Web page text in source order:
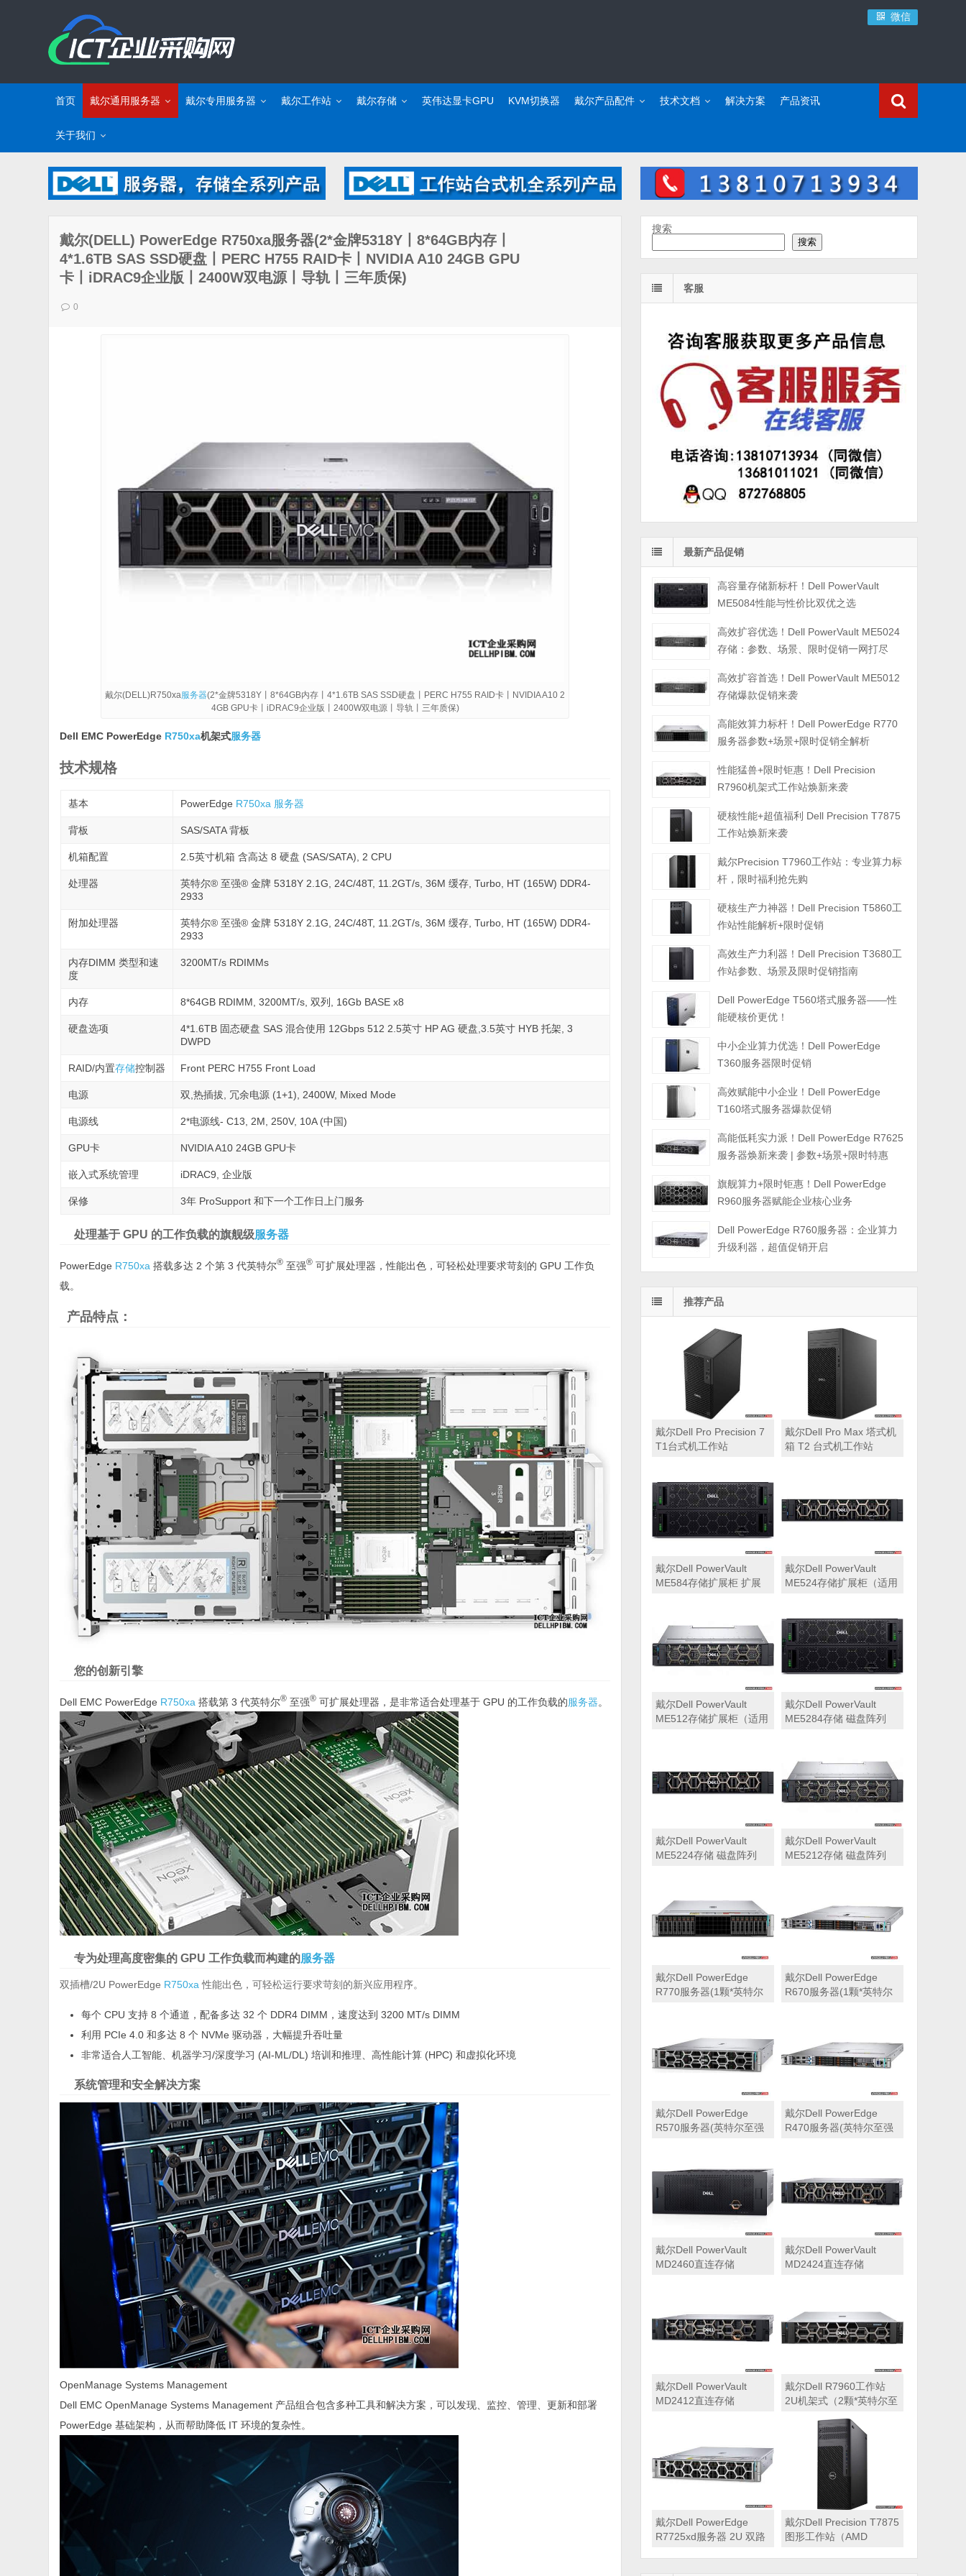
微信
首页 戴尔通用服务器 戴尔专用服务器 戴尔工作站 戴尔存储 英伟达显卡GPU KVM切换器 戴尔产品配件 技术文档 解决方案 产品资讯
关于我们
戴尔(DELL) PowerEdge R750xa服务器(2*金牌5318Y丨8*64GB内存丨
4*1.6TB SAS SSD硬盘丨PERC H755 RAID卡丨NVIDIA A10 24GB GPU
卡丨iDRAC9企业版丨2400W双电源丨导轨丨三年质保)
0
戴尔(DELL)R750xa服务器(2*金牌5318Y丨8*64GB内存丨4*1.6TB SAS SSD硬盘丨PERC H755 RAID卡丨NVIDIA A10 2
4GB GPU卡丨iDRAC9企业版丨2400W双电源丨导轨丨三年质保)
Dell EMC PowerEdge R750xa机架式服务器
技术规格
基本 PowerEdge R750xa 服务器
背板 SAS/SATA 背板
机箱配置 2.5英寸机箱 含高达 8 硬盘 (SAS/SATA), 2 CPU
处理器
英特尔® 至强® 金牌 5318Y 2.1G, 24C/48T, 11.2GT/s, 36M 缓存, Turbo, HT (165W) DDR4-
2933
附加处理器
英特尔® 至强® 金牌 5318Y 2.1G, 24C/48T, 11.2GT/s, 36M 缓存, Turbo, HT (165W) DDR4-
2933
内存DIMM 类型和速
度
3200MT/s RDIMMs
内存 8*64GB RDIMM, 3200MT/s, 双列, 16Gb BASE x8
硬盘选项
4*1.6TB 固态硬盘 SAS 混合使用 12Gbps 512 2.5英寸 HP AG 硬盘,3.5英寸 HYB 托架, 3
DWPD
RAID/内置存储控制器 Front PERC H755 Front Load
电源 双,热插拔, 冗余电源 (1+1), 2400W, Mixed Mode
电源线 2*电源线- C13, 2M, 250V, 10A (中国)
GPU卡 NVIDIA A10 24GB GPU卡
嵌入式系统管理 iDRAC9, 企业版
保修 3年 ProSupport 和下一个工作日上门服务
处理基于 GPU 的工作负载的旗舰级服务器
PowerEdge R750xa 搭载多达 2 个第 3 代英特尔® 至强® 可扩展处理器，性能出色，可轻松处理要求苛刻的 GPU 工作负
载。
产品特点：
您的创新引擎
Dell EMC PowerEdge R750xa 搭载第 3 代英特尔® 至强® 可扩展处理器，是非常适合处理基于 GPU 的工作负载的服务器。
专为处理高度密集的 GPU 工作负载而构建的服务器
双插槽/2U PowerEdge R750xa性能出色，可轻松运行要求苛刻的新兴应用程序。
每个 CPU 支持 8 个通道，配备多达 32 个 DDR4 DIMM，速度达到 3200 MT/s DIMM
利用 PCIe 4.0 和多达 8 个 NVMe 驱动器，大幅提升吞吐量
非常适合人工智能、机器学习/深度学习 (AI-ML/DL) 培训和推理、高性能计算 (HPC) 和虚拟化环境
系统管理和安全解决方案
OpenManage Systems Management
Dell EMC OpenManage Systems Management 产品组合包含多种工具和解决方案，可以发现、监控、管理、更新和部署
PowerEdge 基础架构，从而帮助降低 IT 环境的复杂性。
搜索
搜索
客服
最新产品促销
高容量存储新标杆！Dell PowerVault
ME5084性能与性价比双优之选
高效扩容优选！Dell PowerVault ME5024
存储：参数、场景、限时促销一网打尽
高效扩容首选！Dell PowerVault ME5012
存储爆款促销来袭
高能效算力标杆！Dell PowerEdge R770
服务器参数+场景+限时促销全解析
性能猛兽+限时钜惠！Dell Precision
R7960机架式工作站焕新来袭
硬核性能+超值福利 Dell Precision T7875
工作站焕新来袭
戴尔Precision T7960工作站：专业算力标
杆，限时福利抢先购
硬核生产力神器！Dell Precision T5860工
作站性能解析+限时促销
高效生产力利器！Dell Precision T3680工
作站参数、场景及限时促销指南
Dell PowerEdge T560塔式服务器——性
能硬核价更优！
中小企业算力优选！Dell PowerEdge
T360服务器限时促销
高效赋能中小企业！Dell PowerEdge
T160塔式服务器爆款促销
高能低耗实力派！Dell PowerEdge R7625
服务器焕新来袭 | 参数+场景+限时特惠
旗舰算力+限时钜惠！Dell PowerEdge
R960服务器赋能企业核心业务
Dell PowerEdge R760服务器：企业算力
升级利器，超值促销开启
推荐产品
戴尔Dell Pro Precision 7
T1台式机工作站
戴尔Dell Pro Max 塔式机
箱 T2 台式机工作站
戴尔Dell PowerVault
ME584存储扩展柜 扩展
ME5224，ME5284等主
存储扩展）
戴尔Dell PowerVault
ME524存储扩展柜（适用
戴尔Dell PowerVault
ME512存储扩展柜（适用
戴尔Dell PowerVault
ME5284存储 磁盘阵列
戴尔Dell PowerVault
ME5224存储 磁盘阵列
戴尔Dell PowerVault
ME5212存储 磁盘阵列
戴尔Dell PowerEdge
R770服务器(1颗*英特尔
PERC H965i阵列卡丨
800W双电源丨三年保修)
戴尔Dell PowerEdge
R670服务器(1颗*英特尔
PERC H965i阵列卡丨
800W双电源丨三年保修)
戴尔Dell PowerEdge
R570服务器(英特尔至强
SSD固态硬盘丨PERC
H965i阵列卡丨800W双电
源丨三年保修)
戴尔Dell PowerEdge
R470服务器(英特尔至强
H965i阵列卡丨800W双电
源丨三年保修)
戴尔Dell PowerVault
MD2460直连存储
戴尔Dell PowerVault
MD2424直连存储
戴尔Dell PowerVault
MD2412直连存储
戴尔Dell R7960工作站
2U机架式（2颗*英特尔至
十四核心丨256GB 内存
丨1T固态硬盘+2块*8TB
硬盘丨2*RTX A6000
48GB显卡丨2400W双电
源丨三年质保）
戴尔Dell PowerEdge
R7725xd服务器 2U 双路
戴尔Dell Precision T7875
图形工作站（AMD